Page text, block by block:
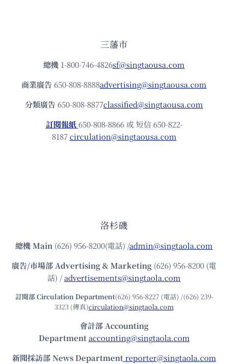
三藩市
總機 1-800-746-4826sf@singtaousa.com
商業廣告 650-808-8888advertising@singtaousa.com
分類廣告 650-808-8877classified@singtaousa.com
訂閱報紙 650-808-8866 或 短信 650-822-
8187circulation@singtaousa.com
洛杉磯
總機Main (626) 956-8200(電話) /admin@singtaola.com
廣告/市場部Advertising & Marketing (626) 956-8200 (電
話) /advertisements@singtaola.com
訂閱部 Circulation Department(626) 956-8227 (電話) /(626) 239-
3323 (傳真)circulation@singtaola.com
會計部 Accounting
Department accounting@singtaola.com
新聞採訪部 News Department reporter@singtaola.com